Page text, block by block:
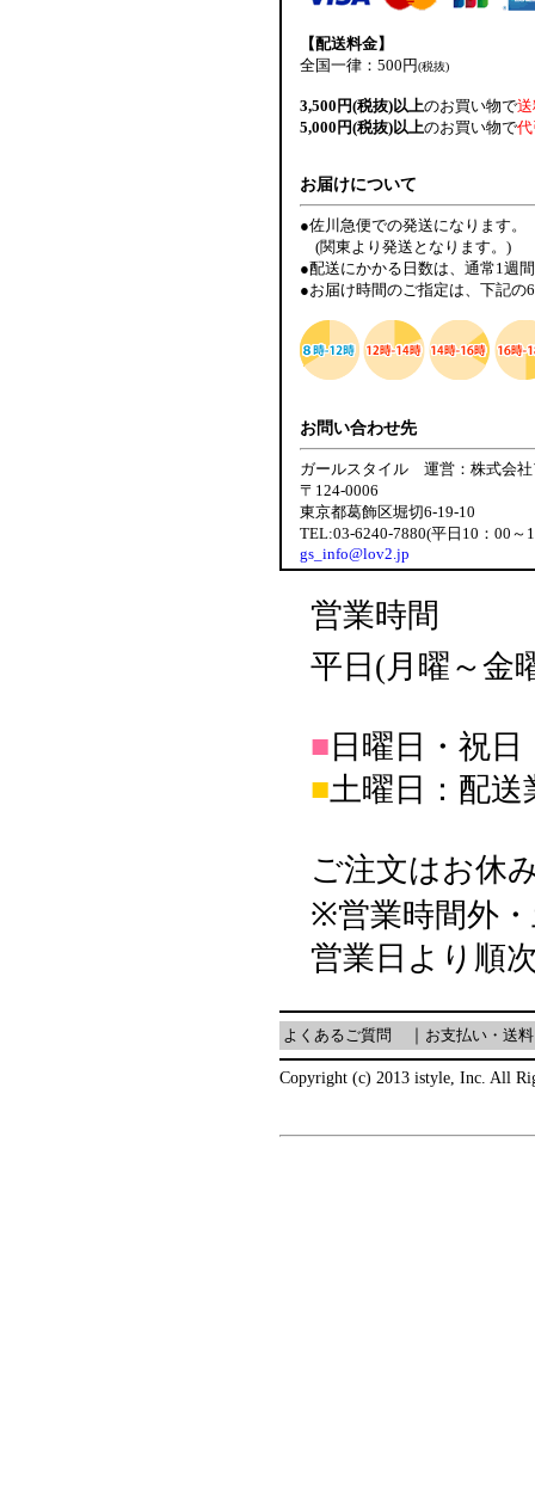
【配送料金】
全国一律：500円(税抜)
3,500円(税抜)以上のお買い物で
5,000円(税抜)以上のお買い物で
お届けについて
●佐川急便での発送になります。
(関東より発送となります。)
●配送にかかる日数は、通常1週
●お届け時間のご指定は、下記の
お問い合わせ先
ガールスタイル 運営：株式会社
〒124-0006
東京都葛飾区堀切6-19-10
TEL:03-6240-7880(平日10：00～
gs_info@lov2.jp
営業時間
平日(月曜～金
■ 日曜日・祝日
■土曜日：配送
ご注文はお休
※営業時間外
営業日より順
よくあるご質問 お支払い・送料
Copyright (c) 2013 istyle, Inc. All